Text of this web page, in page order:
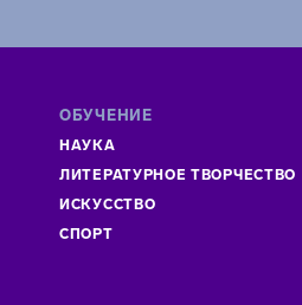
ОБУЧЕНИЕ
НАУКА
ЛИТЕРАТУРНОЕ ТВОРЧЕСТВО
ИСКУСCТВО
СПОРТ